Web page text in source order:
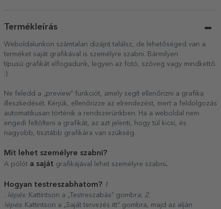
Termékleírás
Weboldalunkon számtalan dizájnt találsz, de lehetőséged van a
terméket saját grafikával is személyre szabni. Bármilyen
típusú grafikát elfogadunk, legyen az fotó, szöveg vagy mindkettő.
:)
Ne feledd a „preview” funkciót, amely segít ellenőrizni a grafika
illeszkedését. Kérjük, ellenőrizze az elrendezést, mert a feldolgozás
automatikusan történik a rendszerünkben. Ha a weboldal nem
engedi feltölteni a grafikát, az azt jelenti, hogy túl kicsi, és
nagyobb, tisztább grafikára van szükség.
Mit lehet személyre szabni?
A pólót a saját grafikájával lehet személyre szabni.
Hogyan testreszabhatom? 1
. lépés: Kattintson a „Testreszabás” gombra; 2.
lépés: Kattintson a „Saját tervezés itt” gombra, majd az alján